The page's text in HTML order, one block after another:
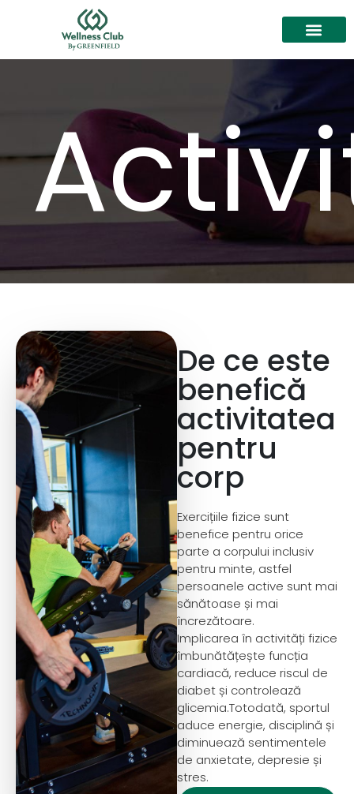
De ce este
benefică
activitatea
pentru
corp
Exercițiile fizice sunt
benefice pentru orice
parte a corpului inclusiv
pentru minte, astfel
persoanele active sunt mai
sănătoase și mai
încrezătoare.
Implicarea în activități fizice
îmbunătățește funcția
cardiacă, reduce riscul de
diabet și controlează
glicemia.Totodată, sportul
aduce energie, disciplină și
diminuează sentimentele
de anxietate, depresie și
stres.